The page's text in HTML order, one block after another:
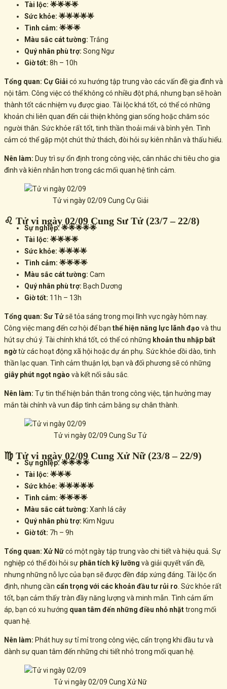
Tài lộc: 🌟🌟🌟🌟
Sức khỏe: 🌟🌟🌟🌟🌟
Tình cảm: 🌟🌟🌟
Màu sắc cát tường: Trắng
Quý nhân phù trợ: Song Ngư
Giờ tốt: 8h – 10h
Tổng quan: Cự Giải có xu hướng tập trung vào các vấn đề gia đình và
nội tâm. Công việc có thể không có nhiều đột phá, nhưng bạn sẽ hoàn
thành tốt các nhiệm vụ được giao. Tài lộc khá tốt, có thể có những
khoản chi liên quan đến cải thiện không gian sống hoặc chăm sóc
người thân. Sức khỏe rất tốt, tinh thần thoải mái và bình yên. Tình
cảm có thể gặp một chút thử thách, đòi hỏi sự kiên nhẫn và thấu hiểu.
Nên làm: Duy trì sự ổn định trong công việc, cân nhắc chi tiêu cho gia
đình và kiên nhẫn hơn trong các mối quan hệ tình cảm.
Tử vi ngày 02/09 Cung Cự Giải
♌ Tử vi ngày 02/09 Cung Sư Tử (23/7 – 22/8)
Sự nghiệp: 🌟🌟🌟🌟🌟
Tài lộc: 🌟🌟🌟🌟
Sức khỏe: 🌟🌟🌟🌟
Tình cảm: 🌟🌟🌟🌟
Màu sắc cát tường: Cam
Quý nhân phù trợ: Bạch Dương
Giờ tốt: 11h – 13h
Tổng quan: Sư Tửsẽ tỏa sáng trong mọi lĩnh vực ngày hôm nay.
Công việc mang đến cơ hội để bạn thể hiện năng lực lãnh đạo và thu
hút sự chú ý. Tài chính khá tốt, có thể có những khoản thu nhập bất
ngờtừ các hoạt động xã hội hoặc dự án phụ. Sức khỏe dồi dào, tinh
thần lạc quan. Tình cảm thuận lợi, bạn và đối phương sẽ có những
giây phút ngọt ngào và kết nối sâu sắc.
Nên làm: Tự tin thể hiện bản thân trong công việc, tận hưởng may
mắn tài chính và vun đắp tình cảm bằng sự chân thành.
Tử vi ngày 02/09 Cung Sư Tử
♍ Tử vi ngày 02/09 Cung Xử Nữ (23/8 – 22/9)
Sự nghiệp: 🌟🌟🌟🌟
Tài lộc: 🌟🌟🌟
Sức khỏe: 🌟🌟🌟🌟🌟
Tình cảm: 🌟🌟🌟🌟
Màu sắc cát tường: Xanh lá cây
Quý nhân phù trợ: Kim Ngưu
Giờ tốt: 7h – 9h
Tổng quan: Xử Nữcó một ngày tập trung vào chi tiết và hiệu quả. Sự
nghiệp có thể đòi hỏi sự phân tích kỹ lưỡng và giải quyết vấn đề,
nhưng những nỗ lực của bạn sẽ được đền đáp xứng đáng. Tài lộc ổn
định, nhưng cần cẩn trọng với các khoản đầu tư rủi ro. Sức khỏe rất
tốt, bạn cảm thấy tràn đầy năng lượng và minh mẫn. Tình cảm ấm
áp, bạn có xu hướng quan tâm đến những điều nhỏ nhặttrong mối
quan hệ.
Nên làm: Phát huy sự tỉ mỉ trong công việc, cẩn trọng khi đầu tư và
dành sự quan tâm đến những chi tiết nhỏ trong mối quan hệ.
Tử vi ngày 02/09 Cung Xử Nữ